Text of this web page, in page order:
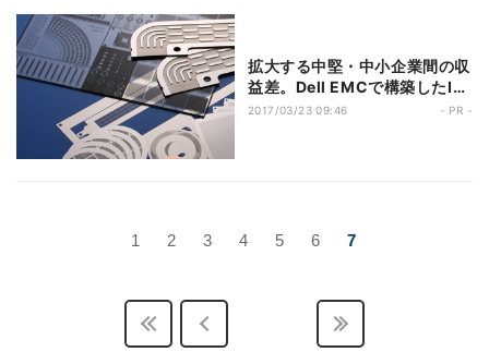
拡大する中堅・中小企業間の収
益差。Dell EMCで構築したIT
基盤が、「高品質」「短納期」
2017/03/23 09:46 - PR -
1 2 3 4 5 6 7